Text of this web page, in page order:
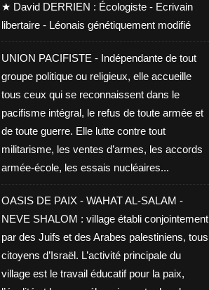
★ David DERRIEN : Écologiste - Ecrivain
libertaire - Léonais génétiquement modifié
UNION PACIFISTE - Indépendante de tout
groupe politique ou religieux, elle accueille
tous ceux qui se reconnaissent dans le
pacifisme intégral, le refus de toute armée et
de toute guerre. Elle lutte contre tout
militarisme, les ventes d’armes, les accords
armée-école, les essais nucléaires...
OASIS DE PAIX - WAHAT AL-SALAM -
NEVE SHALOM : village établi conjointement
par des Juifs et des Arabes palestiniens, tous
citoyens d’Israël. L’activité principale du
village est le travail éducatif pour la paix,